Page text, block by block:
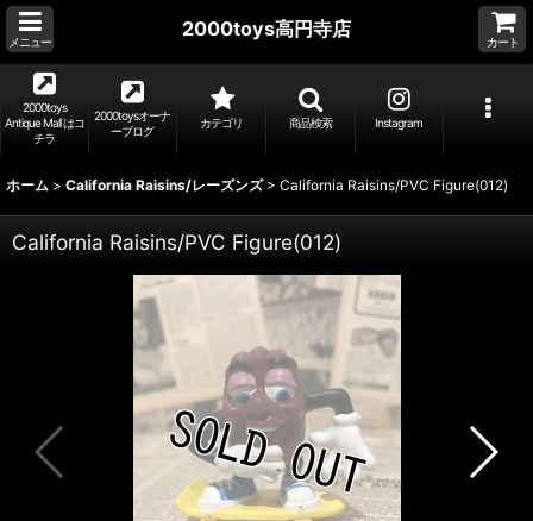
メニュー
2000toys高円寺店
カート
2000toys
Antique Mall はコ
チラ
2000toysオーナ
ーブログ
カテゴリ 商品検索 Instagram
ホーム > California Raisins/レーズンズ > California Raisins/PVC Figure(012)
California Raisins/PVC Figure(012)